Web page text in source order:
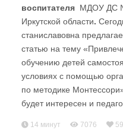
воспитателя МДОУ ДС
Иркутской области.
станиславовна
статью на тему
обучению детей
условиях с помощью
по методике
будет интересен и
14 минут 7076 59